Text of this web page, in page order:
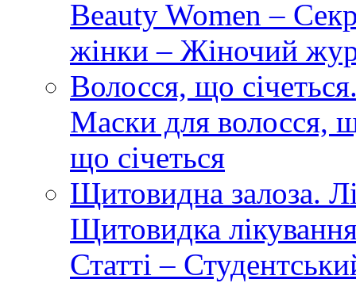
Beauty Women –
жінки – Жіночий
Волосся, що
Маски для волосся,
що січеться
Щитовидна залоза.
Щитовидка
Статті –